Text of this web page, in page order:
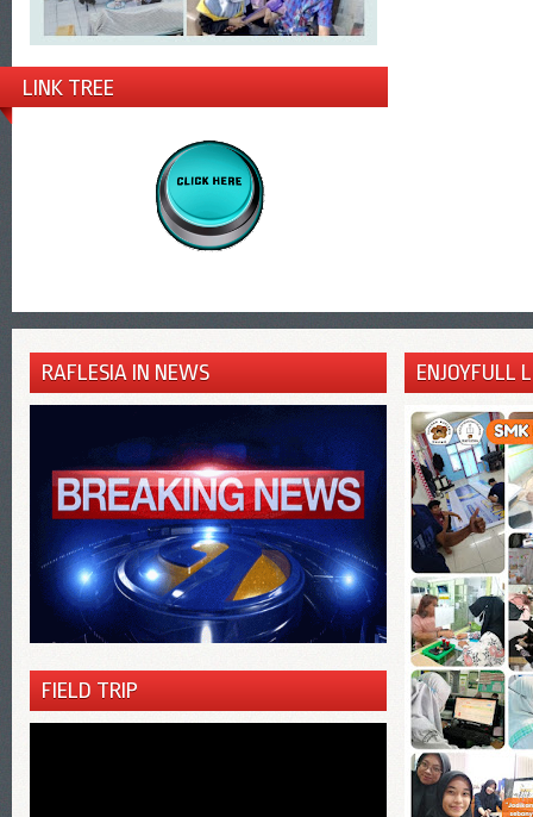
LINK TREE
RAFLESIA IN NEWS
FIELD TRIP
ENJOYFULL